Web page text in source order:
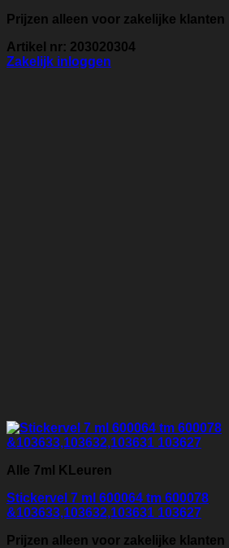
Prijzen alleen voor zakelijke klanten
Artikel nr: 203020304
Zakelijk inloggen
Alle 7ml KLeuren
Stickervel 7 ml 600064 tm 600078
&103633,103632,103631 103627
Prijzen alleen voor zakelijke klanten